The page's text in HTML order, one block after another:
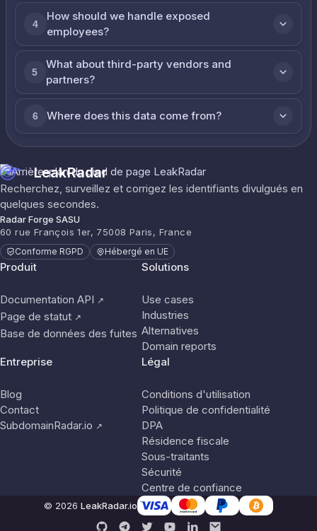
4
How should we handle exposed
employees?
5
What about third-party vendors and
partners?
6 Where does this data come from?
LeakRadar
Recherchez, surveillez et corrigez les identifiants divulgués en
quelques secondes.
Radar Forge SASU
60 rue François 1er, 75008 Paris, France
Conforme RGPD Hébergé en UE
Produit
Documentation API ↗
Page de statut ↗
Base de données des fuites
Solutions
Use cases
Industries
Alternatives
Domain reports
Entreprise
Blog
Contact
SubdomainRadar.io ↗
Légal
Conditions d'utilisation
Politique de confidentialité
DPA
Résidence fiscale
Sous-traitants
Sécurité
Centre de confiance
© 2026 LeakRadar.io